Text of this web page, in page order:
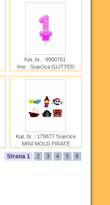
Kat. br. : 9900761
Ime : Svjećica GLITTER
PINK
Kat. br. : 179877 Svjećice
MINI MOLD PIRATE
TREASURE 6 kom
Ime :
Strana 1 2 3 4 5 6